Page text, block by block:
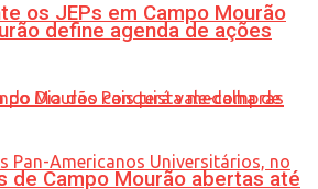
os JEPs em Campo Mourão
define agenda de ações
de Campo Mourão abertas até